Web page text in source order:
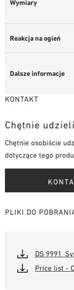
Wymiary
Reakcja na ogień
Dalsze informacje
KONTAKT
Chętnie
Chętnie osobiście
dotyczące tego
PLIKI DO
DS
Price list -